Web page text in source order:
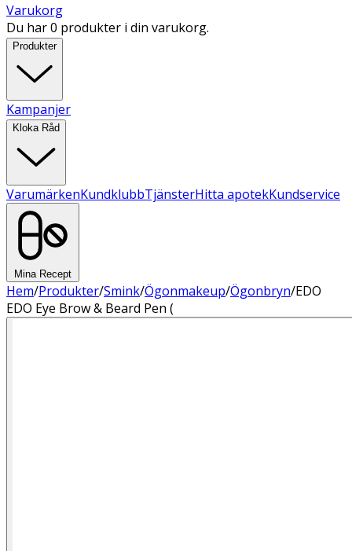
Varukorg
Du har 0 produkter i din varukorg.
Produkter
Kampanjer
Kloka Råd
VarumärkenKundklubbTjänsterHitta apotekKundservice
Mina Recept
Hem/Produkter/Smink/Ögonmakeup/Ögonbryn/EDO
EDO Eye Brow & Beard Pen (